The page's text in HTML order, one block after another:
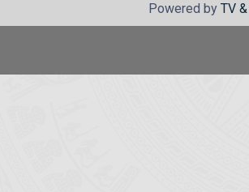
Powered by TV